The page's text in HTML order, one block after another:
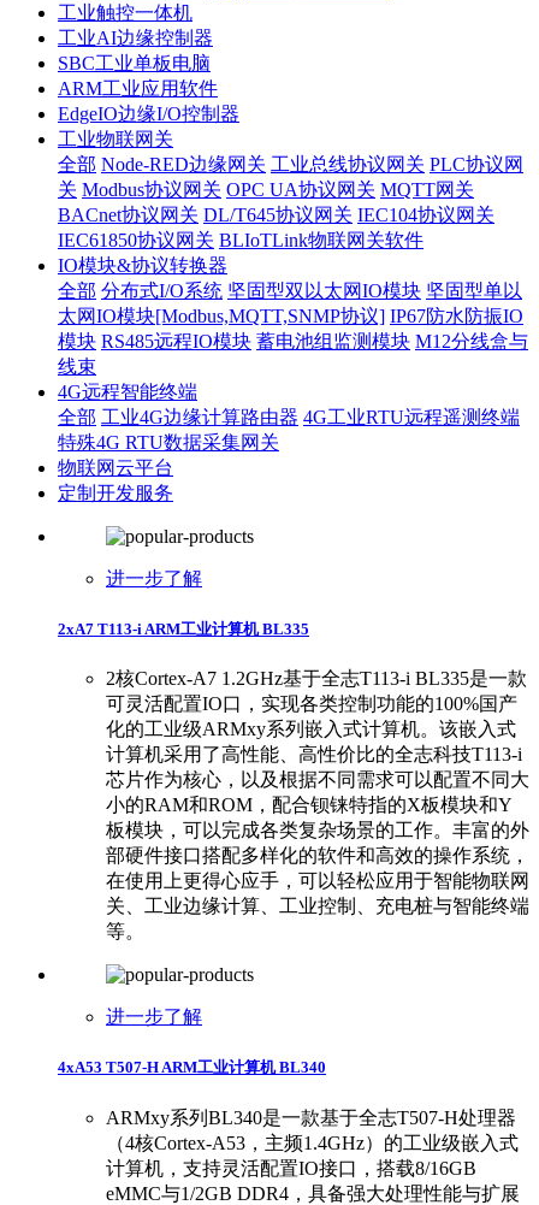
工业触控一体机
工业AI边缘控制器
SBC工业单板电脑
ARM工业应用软件
EdgeIO边缘I/O控制器
工业物联网关
全部 Node-RED边缘网关 工业总线协议网关 PLC协议网
关 Modbus协议网关 OPC UA协议网关 MQTT网关
BACnet协议网关 DL/T645协议网关 IEC104协议网关
IEC61850协议网关 BLIoTLink物联网关软件
IO模块&协议转换器
全部 分布式I/O系统 坚固型双以太网IO模块 坚固型单以
太网IO模块[Modbus,MQTT,SNMP协议] IP67防水防振IO
模块 RS485远程IO模块 蓄电池组监测模块 M12分线盒与
线束
4G远程智能终端
全部 工业4G边缘计算路由器 4G工业RTU远程遥测终端
特殊4G RTU数据采集网关
物联网云平台
定制开发服务
进一步了解
2xA7 T113-i ARM工业计算机 BL335
2核Cortex-A7 1.2GHz基于全志T113-i BL335是一款
可灵活配置IO口，实现各类控制功能的100%国产
化的工业级ARMxy系列嵌入式计算机。该嵌入式
计算机采用了高性能、高性价比的全志科技T113-i
芯片作为核心，以及根据不同需求可以配置不同大
小的RAM和ROM，配合钡铼特指的X板模块和Y
板模块，可以完成各类复杂场景的工作。丰富的外
部硬件接口搭配多样化的软件和高效的操作系统，
在使用上更得心应手，可以轻松应用于智能物联网
关、工业边缘计算、工业控制、充电桩与智能终端
等。
进一步了解
4xA53 T507-H ARM工业计算机 BL340
ARMxy系列BL340是一款基于全志T507-H处理器
（4核Cortex-A53，主频1.4GHz）的工业级嵌入式
计算机，支持灵活配置IO接口，搭载8/16GB
eMMC与1/2GB DDR4，具备强大处理性能与扩展